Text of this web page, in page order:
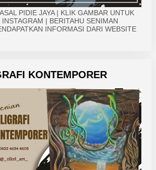
PIDIE JAYA | KLIK GAMBAR UNTUK
| BERITAHU SENIMAN
INFORMASI DARI WEBSITE
KONTEMPORER